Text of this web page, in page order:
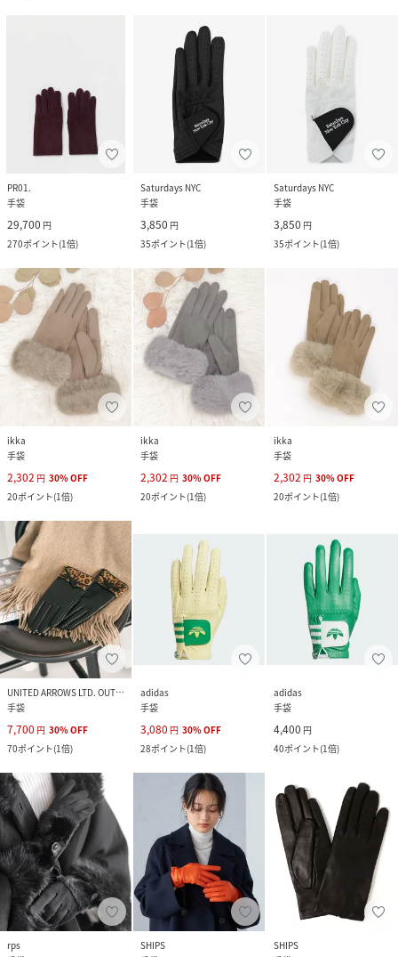
PR01.
手袋
29,700 円
270ポイント(1倍)
Saturdays NYC
手袋
3,850 円
35ポイント(1倍)
Saturdays NYC
手袋
3,850 円
35ポイント(1倍)
ikka
手袋
2,302 円 30%OFF
20ポイント(1倍)
ikka
手袋
2,302 円 30%OFF
20ポイント(1倍)
ikka
手袋
2,302 円 30%OFF
20ポイント(1倍)
UNITED ARROWS LTD. OUTLET
手袋
7,700 円 30%OFF
70ポイント(1倍)
adidas
手袋
3,080 円 30%OFF
28ポイント(1倍)
adidas
手袋
4,400 円
40ポイント(1倍)
rps
SHIPS
SHIPS